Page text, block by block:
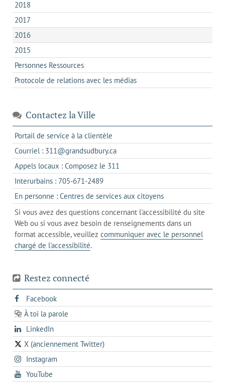
2018
2017
2016
2015
Personnes Ressources
Protocole de relations avec les médias
Contactez la Ville
Portail de service à la clientèle
dans
un
nouvel
Courriel : 311@grandsudbury.cas'ouvre
dans
votre
de
messagerie
Appels locaux : Composez le 311
dans
un
client
de
votre
téléphone
Interurbains : 705-671-2489s'ouvre
dans
un
client
de
votre
En personne : Centres de services aux citoyenss'ouvre
dans
l'onglet
actuel
Si vous avez des questions concernant l'accessibilité du site
Web ou si vous avez besoin de renseignements dans un
format accessible, veuillez communiquer avec le personnel
chargé de l'accessibilité.
Restez connecté
Facebooks'ouvre
dans
un
onglet
À toi la parole
opens
in
a
new
tab
LinkedInopens
in
a
new
X (anciennement Twitter)
s'ouvre
dans
un
nouvel
Instagrams'ouvre
dans
un
YouTube
dans